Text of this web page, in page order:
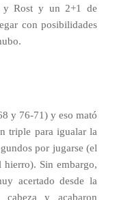
y Rost y un 2+1 de
con posibilidades
y 76-71) y eso mató
triple para igualar la
por jugarse (el
Sin embargo,
acertado desde la
cabeza y acabaron